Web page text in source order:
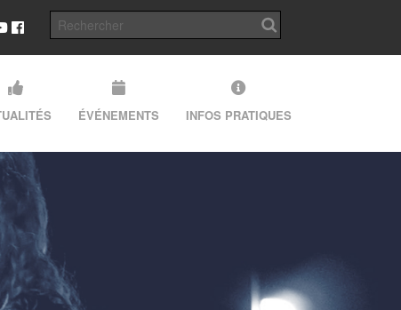
ÉVÉNEMENTS INFOS PRATIQUES